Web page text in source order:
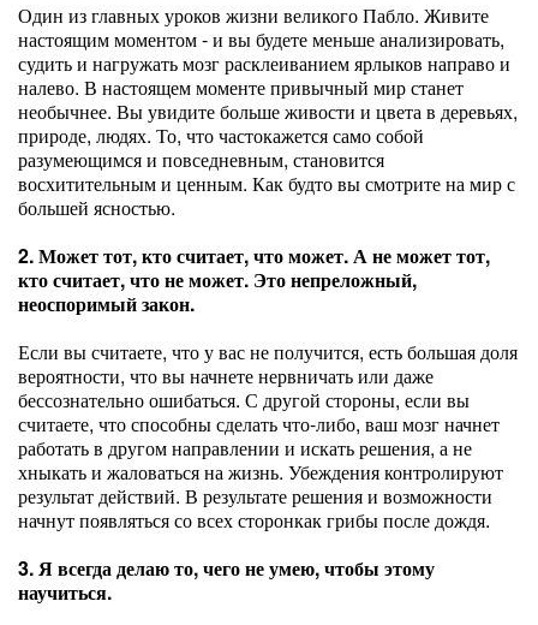
Один из главных уроков жизни великого Пабло. Живите
настоящим моментом - и вы будете меньше анализировать,
судить и нагружать мозг расклеиванием ярлыков направо и
налево. В настоящем моменте привычный мир станет
необычнее. Вы увидите больше живости и цвета в деревьях,
природе, людях. То, что частокажется само собой
разумеющимся и повседневным, становится
восхитительным и ценным. Как будто вы смотрите на мир с
большей ясностью.
2. Может тот, кто считает, что может. А не может тот,
кто считает, что не может. Это непреложный,
неоспоримый закон.
Если вы считаете, что у вас не получится, есть большая доля
вероятности, что вы начнете нервничать или даже
бессознательно ошибаться. С другой стороны, если вы
считаете, что способны сделать что-либо, ваш мозг начнет
работать в другом направлении и искать решения, а не
хныкать и жаловаться на жизнь. Убеждения контролируют
результат действий. В результате решения и возможности
начнут появляться со всех сторонкак грибы после дождя.
3. Я всегда делаю то, чего не умею, чтобы этому
научиться.